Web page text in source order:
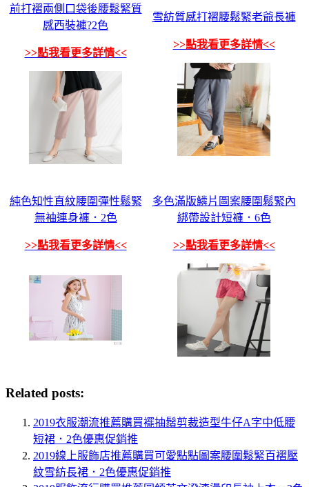
前打褶兩側口袋後腰鬆緊質
感西裝褲?2色
>>點我看更多詳情<<
雪紡質感打褶腰鬆緊老爺長褲
>>點我看更多詳情<<
純色知性直紋腰圍彈性鬆緊
無袖連身褲．2色
>>點我看更多詳情<<
多色滿版鱗片圖案腰圍鬆緊內
綁帶設計短褲．6色
>>點我看更多詳情<<
Related posts:
2019衣服潮流推薦購買襬抽鬚剪裁造型牛仔A字中低腰
短裙．2色優惠促銷推
2019線上服飾店推薦購買可愛點點圖案腰圍鬆緊百褶壓
紋雪紡長裙．2色優惠促銷推